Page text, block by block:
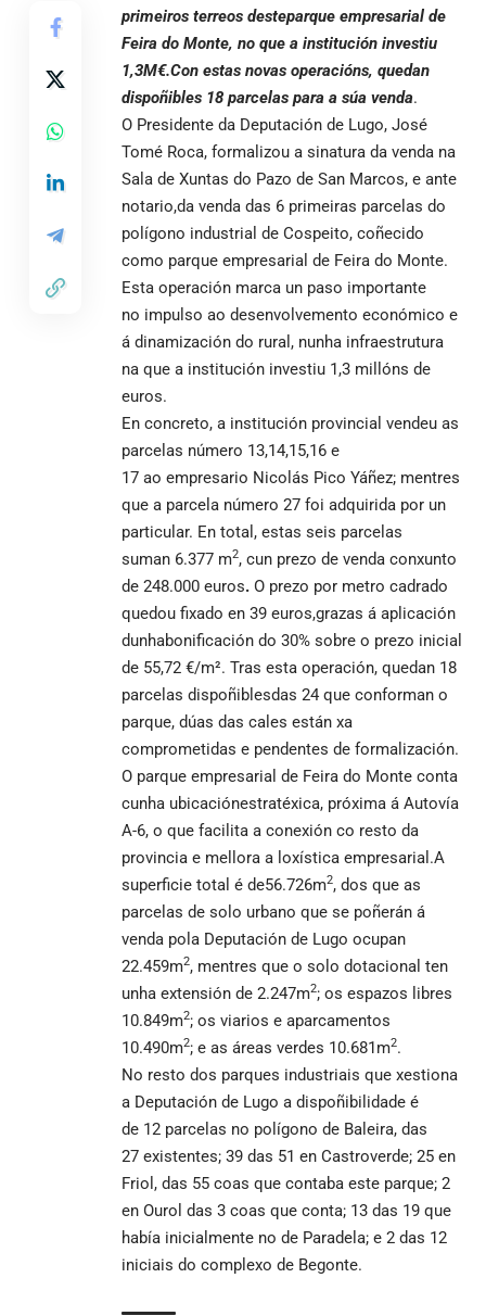
primeiros terreos desteparque empresarial de
Feira do Monte, no que a institución investiu
1,3M€.Con estas novas operacións, quedan
dispoñibles 18 parcelas para a súa venda.
O Presidente da Deputación de Lugo, José
Tomé Roca, formalizou a sinatura da venda na
Sala de Xuntas do Pazo de San Marcos, e ante
notario,da venda das 6 primeiras parcelas do
polígono industrial de Cospeito, coñecido
como parque empresarial de Feira do Monte.
Esta operación marca un paso importante
no impulso ao desenvolvemento económico e
á dinamización do rural, nunha infraestrutura
na que a institución investiu 1,3 millóns de
euros.
En concreto, a institución provincial vendeu as
parcelas número 13,14,15,16 e
17 ao empresario Nicolás Pico Yáñez; mentres
que a parcela número 27 foi adquirida por un
particular. En total, estas seis parcelas
suman 6.377 m2, cun prezo de venda conxunto
de 248.000 euros. O prezo por metro cadrado
quedou fixado en 39 euros,grazas á aplicación
dunhabonificación do 30% sobre o prezo inicial
de 55,72 €/m². Tras esta operación, quedan 18
parcelas dispoñiblesdas 24 que conforman o
parque, dúas das cales están xa
comprometidas e pendentes de formalización.
O parque empresarial de Feira do Monte conta
cunha ubicaciónestratéxica, próxima á Autovía
A-6, o que facilita a conexión co resto da
provincia e mellora a loxística empresarial.A
superficie total é de56.726m2, dos que as
parcelas de solo urbano que se poñerán á
venda pola Deputación de Lugo ocupan
22.459m2, mentres que o solo dotacional ten
unha extensión de 2.247m2; os espazos libres
10.849m2; os viarios e aparcamentos
10.490m2; e as áreas verdes 10.681m2.
No resto dos parques industriais que xestiona
a Deputación de Lugo a dispoñibilidade é
de 12 parcelas no polígono de Baleira, das
27 existentes; 39 das 51 en Castroverde; 25 en
Friol, das 55 coas que contaba este parque; 2
en Ourol das 3 coas que conta; 13 das 19 que
había inicialmente no de Paradela; e 2 das 12
iniciais do complexo de Begonte.